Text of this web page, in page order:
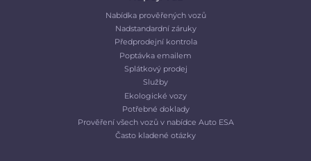
Nabídka prověřených vozů
Nadstandardní záruky
Předprodejní kontrola
Poptávka emailem
Splátkový prodej
Služby
Ekologické vozy
Potřebné doklady
Prověření všech vozů v nabídce Auto ESA
Často kladené otázky